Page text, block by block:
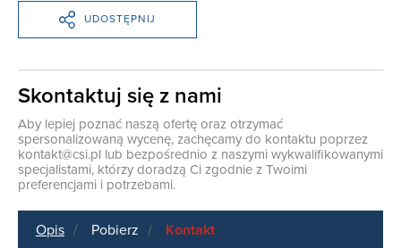
UDOSTĘPNIJ
Skontaktuj się z nami
Aby lepiej poznać naszą ofertę oraz otrzymać
spersonalizowaną wycenę, zachęcamy do kontaktu poprzez
kontakt@csi.pl lub bezpośrednio z naszymi wykwalifikowanymi
specjalistami, którzy doradzą Ci zgodnie z Twoimi
preferencjami i potrzebami.
Opis Pobierz Kontakt